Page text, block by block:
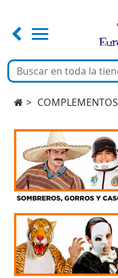
DISFRACES
COMPLEMENTOS
FIESTA Y DECORACIÓN
COMPLEMENTOS